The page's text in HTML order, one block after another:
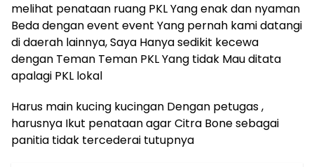
melihat penataan ruang PKL Yang enak dan nyaman
Beda dengan event event Yang pernah kami datangi
di daerah lainnya, Saya Hanya sedikit kecewa
dengan Teman Teman PKL Yang tidak Mau ditata
apalagi PKL lokal
Harus main kucing kucingan Dengan petugas ,
harusnya Ikut penataan agar Citra Bone sebagai
panitia tidak tercederai tutupnya